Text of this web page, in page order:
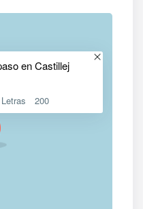
en Castillej
200